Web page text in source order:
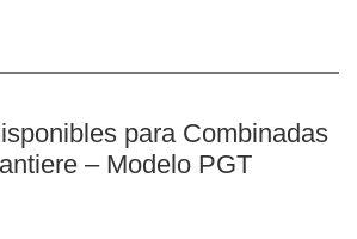
para Combinadas
– Modelo PGT